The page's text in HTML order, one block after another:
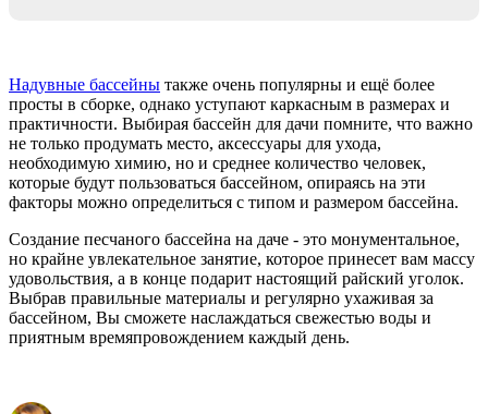
Надувные бассейны также очень популярны и ещё более
просты в сборке, однако уступают каркасным в размерах и
практичности. Выбирая бассейн для дачи помните, что важно
не только продумать место, аксессуары для ухода,
необходимую химию, но и среднее количество человек,
которые будут пользоваться бассейном, опираясь на эти
факторы можно определиться с типом и размером бассейна.
Создание песчаного бассейна на даче - это монументальное,
но крайне увлекательное занятие, которое принесет вам массу
удовольствия, а в конце подарит настоящий райский уголок.
Выбрав правильные материалы и регулярно ухаживая за
бассейном, Вы сможете наслаждаться свежестью воды и
приятным времяпровождением каждый день.